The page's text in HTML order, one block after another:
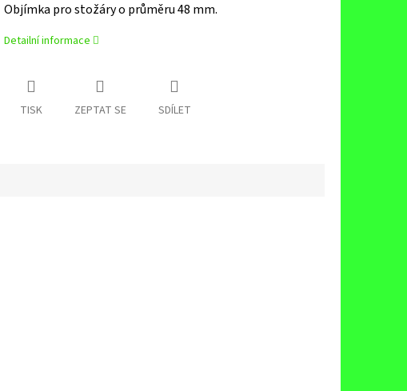
Objímka pro stožáry o průměru 48 mm.
Detailní informace
TISK ZEPTAT SE SDÍLET